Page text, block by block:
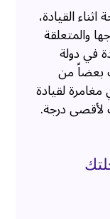
القيادة،
والمتعلقة
في دولة
بعضاً من
لقيادة
درجة.